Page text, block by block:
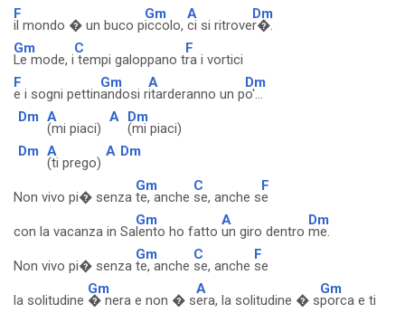
F
il mondo � un buco p
Gm
iccolo,
A
ci si ritrove
Dm
r�.
Gm
Le mode, i
C
tempi galoppano t
F
ra i vortici
F
e i sogni pettin
Gm
andosi r
A
itarderanno un p
Dm
o'...
Dm A
(mi piaci)
A Dm
(mi piaci)
Dm A
(ti prego)
A Dm
Non vivo pi� senza
Gm
te, anche
C
se, anche s
F
e
con la vacanza in Sa
Gm
lento ho fatto
A
un giro dentro
Dm
me.
Non vivo pi� senza
Gm
te, anche
C
se, anche
F
se
la solitudine
Gm
� nera e non � s
A
era, la solitudine � s
Gm
porca e ti